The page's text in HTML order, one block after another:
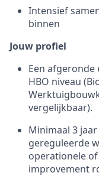
Intensief
binnen
Jouw profiel
Een
HBO niveau
vergelijkbaar).
Minimaal 3
gereguleerde
operationele
improvement